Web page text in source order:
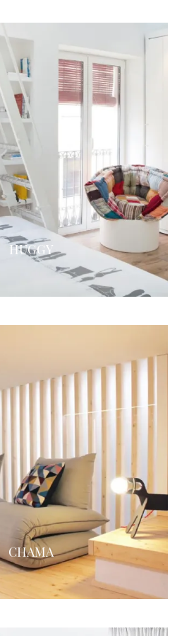
HUGGY
CHAMA